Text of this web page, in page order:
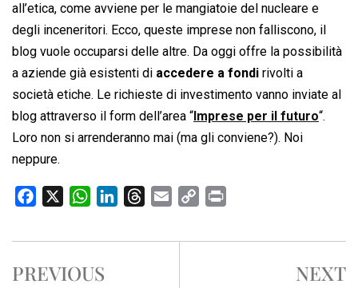
all’etica, come avviene per le mangiatoie del nucleare e
degli inceneritori. Ecco, queste imprese non falliscono, il
blog vuole occuparsi delle altre. Da oggi offre la possibilità
a aziende già esistenti di accedere a fondi rivolti a
società etiche. Le richieste di investimento vanno inviate al
blog attraverso il form dell’area “ Imprese per il futuro“.
Loro non si arrenderanno mai (ma gli conviene?). Noi
neppure.
c
b
W
a
s
n
r
a
p
i
PREVIOUS NEXT